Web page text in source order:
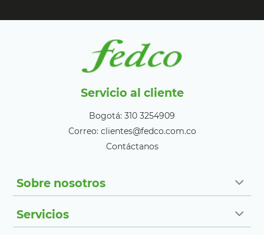
Servicio al cliente
Bogotá: 310 3254909
Correo: clientes@fedco.com.co
Contáctanos
Sobre nosotros
Servicios